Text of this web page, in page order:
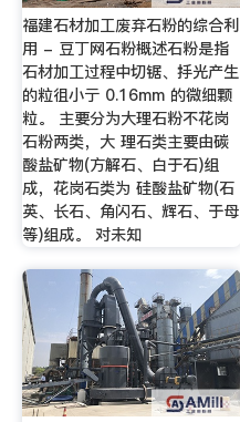
福建石材加工废弃石粉的综合利
用 - 豆丁网石粉概述石粉是指
石材加工过程中切锯、抙光产生
的粒徂小亍 0.16mm 的微细颗
粒。 主要分为大理石粉不花岗
石粉两类，大 理石类主要由碳
酸盐矿物(方解石、白于石)组
成，花岗石类为 硅酸盐矿物(石
英、长石、角闪石、辉石、于母
等)组成。 对未知